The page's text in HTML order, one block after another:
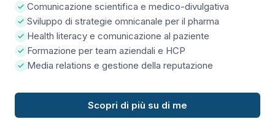
Comunicazione scientifica e medico-divulgativa
Sviluppo di strategie omnicanale per il pharma
Health literacy e comunicazione al paziente
Formazione per team aziendali e HCP
Media relations e gestione della reputazione
Scopri di più su di me